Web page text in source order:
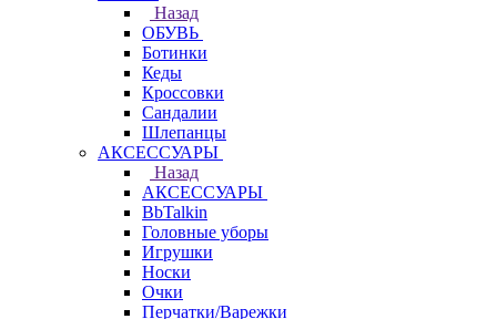
Назад
ОБУВЬ
Ботинки
Кеды
Кроссовки
Сандалии
Шлепанцы
АКСЕССУАРЫ
Назад
АКСЕССУАРЫ
BbTalkin
Головные уборы
Игрушки
Носки
Очки
Перчатки/Варежки